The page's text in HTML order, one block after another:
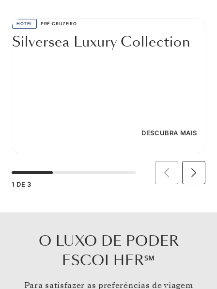
HOTEL PRÉ-CRUZEIRO
Silversea Luxury Collection
DESCUBRA MAIS
1 DE 3
O LUXO DE PODER
ESCOLHER℠
Para satisfazer as preferências de viagem